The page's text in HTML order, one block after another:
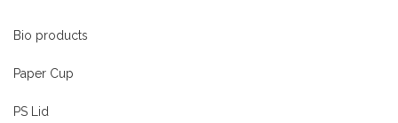
Bio products
Paper Cup
PS Lid